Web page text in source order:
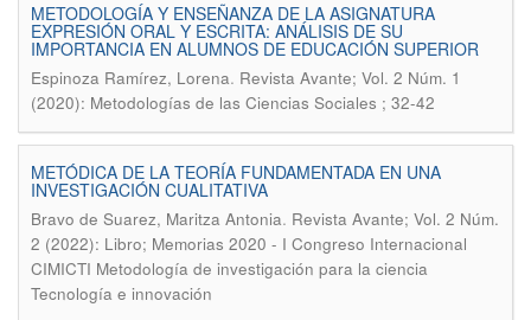
METODOLOGÍA Y ENSEÑANZA DE LA ASIGNATURA
EXPRESIÓN ORAL Y ESCRITA: ANÁLISIS DE SU
IMPORTANCIA EN ALUMNOS DE EDUCACIÓN SUPERIOR
Espinoza Ramírez, Lorena. Revista Avante; Vol. 2 Núm. 1
(2020): Metodologías de las Ciencias Sociales ; 32-42
METÓDICA DE LA TEORÍA FUNDAMENTADA EN UNA
INVESTIGACIÓN CUALITATIVA
Bravo de Suarez, Maritza Antonia. Revista Avante; Vol. 2 Núm.
2 (2022): Libro; Memorias 2020 - I Congreso Internacional
CIMICTI Metodología de investigación para la ciencia
Tecnología e innovación